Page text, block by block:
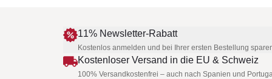
11% Newsletter-Rabatt
Kostenlos anmelden und bei Ihrer ersten Bestellung
Kostenloser Versand in die EU & Schweiz
100% Versandkostenfrei – auch nach Spanien und